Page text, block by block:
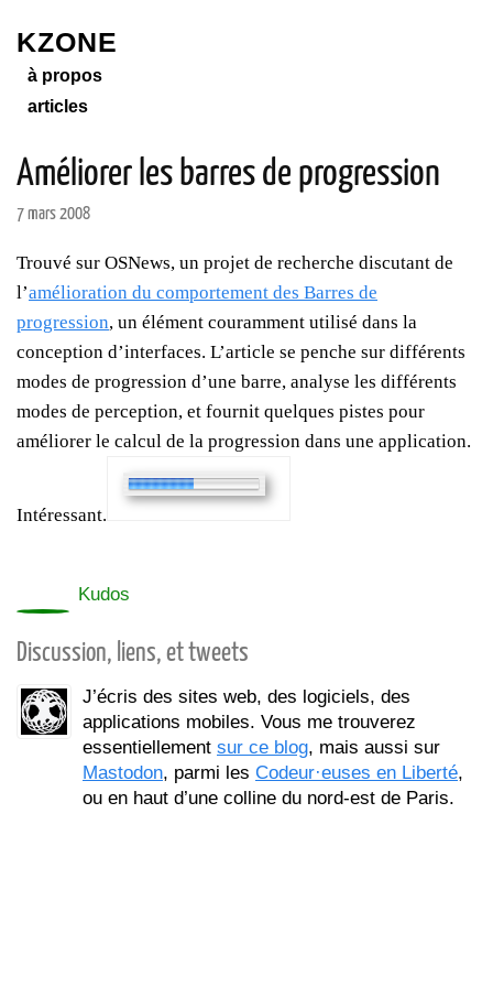
KZONE
à propos
articles
Améliorer les barres de progression
7 mars 2008
Trouvé sur OSNews, un projet de recherche discutant de
l’amélioration du comportement des Barres de
progression, un élément couramment utilisé dans la
conception d’interfaces. L’article se penche sur différents
modes de progression d’une barre, analyse les différents
modes de perception, et fournit quelques pistes pour
améliorer le calcul de la progression dans une application.
Intéressant.
Kudos
Discussion, liens, et tweets
J’écris des sites web, des logiciels, des
applications mobiles. Vous me trouverez
essentiellement sur ce blog, mais aussi sur
Mastodon, parmi les Codeur·euses en Liberté,
ou en haut d’une colline du nord-est de Paris.